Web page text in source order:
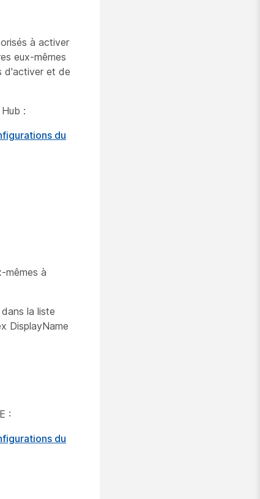
à activer
eux-mêmes
d'activer et de
:
du
mêmes à
la liste
DisplayName
:
du